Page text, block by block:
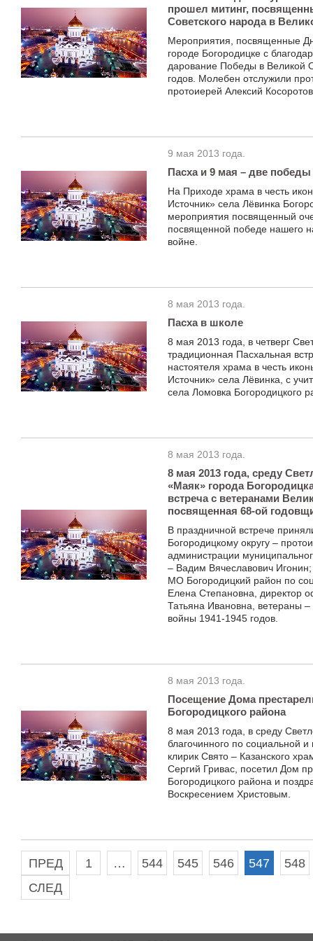
прошел митинг,
Советского народа в
Мероприятия, посвященные
городе Богородицке с
дарование Победы в Великой
годов. Молебен отслужили
протоиерей Алексий
9 мая 2013 года.
Пасха и 9 мая – две
На Приходе храма в честь
Источник» села Лёвинка
мероприятия посвященный
посвященной победе нашего
войне.
8 мая 2013 года.
Пасха в школе
8 мая 2013 года, в четверг
традиционная Пасхальная
настоятеля храма в честь
Источник» села Лёвинка, с
села Ломовка Богородицкого
8 мая 2013 года.
8 мая 2013 года, среду
«Маяк» города
встреча с ветеранами
посвященная 68-ой
В праздничной встрече
Богородицкому округу –
администрации
– Вадим Вячеславович
МО Богородицкий район по
Елена Степановна, директор
Татьяна Ивановна, ветераны –
войны 1941-1945 годов.
8 мая 2013 года.
Посещение Дома
Богородицкого района
8 мая 2013 года, в среду
благочинного по социальной
клирик Свято – Казанского
Сергий Гривас, посетил Дом
Богородицкого района и
Воскресением Христовым.
ПРЕД 1 … 544 545 546 547
548
СЛЕД